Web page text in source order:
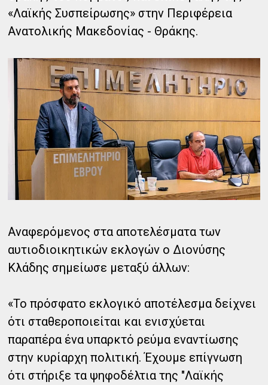
«Λαϊκής Συσπείρωσης» στην Περιφέρεια
Ανατολικής Μακεδονίας - Θράκης.
Αναφερόμενος στα αποτελέσματα των
αυτιοδιοικητικών εκλογών ο Διονύσης
Κλάδης σημείωσε μεταξύ άλλων:
«Το πρόσφατο εκλογικό αποτέλεσμα δείχνει
ότι σταθεροποιείται και ενισχύεται
παραπέρα ένα υπαρκτό ρεύμα εναντίωσης
στην κυρίαρχη πολιτική. Έχουμε επίγνωση
ότι στήριξε τα ψηφοδέλτια της "Λαϊκής